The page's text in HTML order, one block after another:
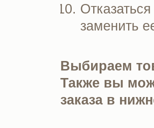
заменить
Выбираем
Также вы
заказа в